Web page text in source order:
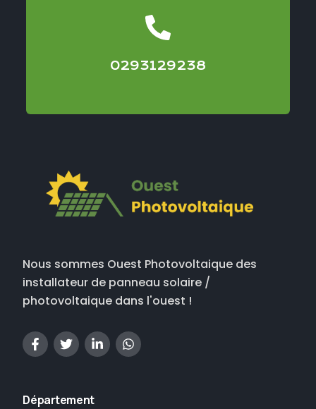
0293129238
Nous sommes Ouest Photovoltaique des
installateur de panneau solaire /
photovoltaique dans l'ouest !
Département